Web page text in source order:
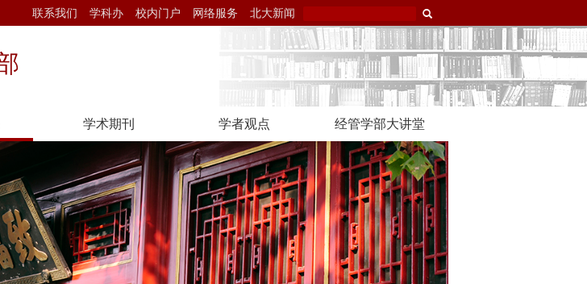
联系我们 学科办 校内门户 网络服务 北大新闻
学术期刊 学者观点 经管学部大讲堂